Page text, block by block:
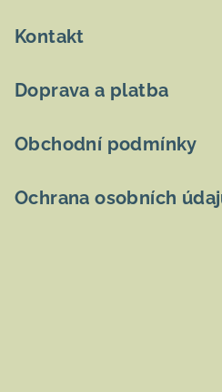
Kontakt
Doprava a platba
Obchodní podmínky
Ochrana osobních